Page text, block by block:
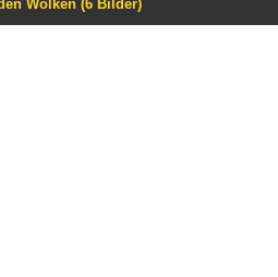
Wolken (6 Bilder)